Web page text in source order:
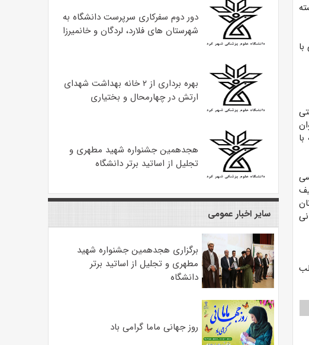
دور دوم سفرکاری سرپرست دانشگاه به
شهرستان های فلارد، لردگان و خانمیرزا
بهره ‌برداری از ۲ خانه بهداشت شهدای
ارتش در چهارمحال و بختیاری
هجدهمین جشنواره شهید مطهری و
تجلیل از اساتید برتر دانشگاه
سایر اخبار عمومی
برگزاری هجدهمین جشنواره شهید
مطهری و تجلیل از اساتید برتر
دانشگاه
روز جهانی ماما گرامی باد